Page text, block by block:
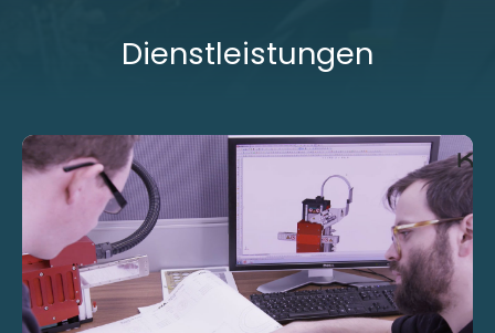
Dienstleistungen